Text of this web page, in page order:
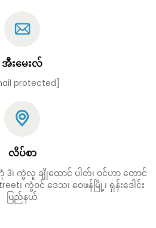
အီးမေးလ်
protected]
လိပ်စာ
3၊ ကွဲလူ ချိုထောင် ပါတ်၊ ဝင်ဟာ တောင်
၊ ကွဲဝင် ဒေသ၊ ဝေဖန်မြို့၊ ရှန်းဒေါင်း
ပြည်နယ်